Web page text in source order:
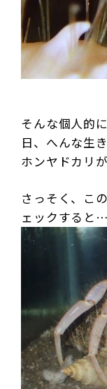
そんな個人的
日、へんな生
ホンヤドカリ
さっそく、こ
ェックすると…